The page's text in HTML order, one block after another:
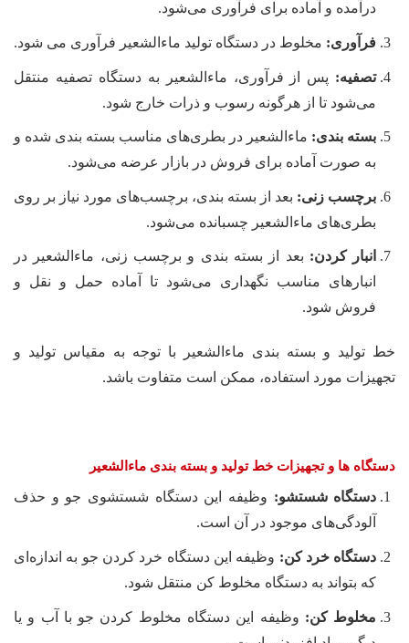
درآمده و آماده برای فرآوری می‌شود.
فرآوری: مخلوط در دستگاه تولید ماءالشعیر فرآوری می شود.
تصفیه: پس از فرآوری، ماءالشعیر به دستگاه تصفیه منتقل
می‌شود تا از هرگونه رسوب و ذرات خارج شود.
بسته بندی: ماءالشعیر در بطری‌های مناسب بسته بندی شده و
به صورت آماده برای فروش در بازار عرضه می‌شود.
برچسب زنی: بعد از بسته بندی، برچسب‌های مورد نیاز بر روی
بطری‌های ماءالشعیر چسبانده می‌شود.
انبار کردن: بعد از بسته بندی و برچسب زنی، ماءالشعیر در
انبارهای مناسب نگهداری می‌شود تا آماده حمل و نقل و
فروش شود.
خط تولید و بسته بندی ماءالشعیر با توجه به مقیاس تولید و
تجهیزات مورد استفاده، ممکن است متفاوت باشد.
دستگاه ها و تجهیزات خط تولید و بسته بندی ماءالشعیر
دستگاه شستشو: وظیفه این دستگاه شستشوی جو و حذف
آلودگی‌های موجود در آن است.
دستگاه خرد کن: وظیفه این دستگاه خرد کردن جو به اندازه‌ای
که بتواند به دستگاه مخلوط کن منتقل شود.
مخلوط کن: وظیفه این دستگاه مخلوط کردن جو با آب و یا